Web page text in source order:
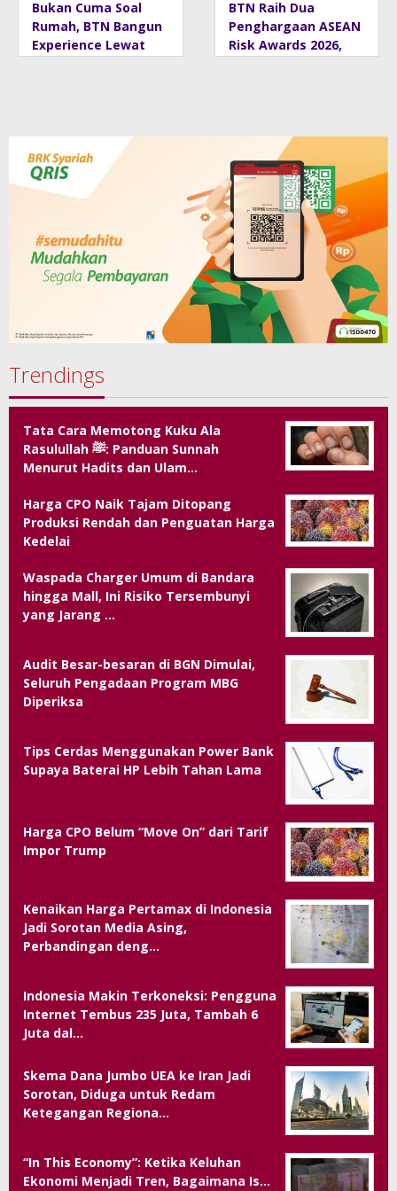
Bukan Cuma Soal
Rumah, BTN Bangun
Experience Lewat
BTN Raih Dua
Penghargaan ASEAN
Risk Awards 2026,
Pertumbuhan
Berkelanjutan
Trendings
Tata Cara Memotong Kuku Ala
Rasulullah ﷺ: Panduan Sunnah
Menurut Hadits dan Ulam…
Harga CPO Naik Tajam Ditopang
Produksi Rendah dan Penguatan Harga
Kedelai
Waspada Charger Umum di Bandara
hingga Mall, Ini Risiko Tersembunyi
yang Jarang …
Audit Besar-besaran di BGN Dimulai,
Seluruh Pengadaan Program MBG
Diperiksa
Tips Cerdas Menggunakan Power Bank
Supaya Baterai HP Lebih Tahan Lama
Harga CPO Belum “Move On” dari Tarif
Impor Trump
Kenaikan Harga Pertamax di Indonesia
Jadi Sorotan Media Asing,
Perbandingan deng…
Indonesia Makin Terkoneksi: Pengguna
Internet Tembus 235 Juta, Tambah 6
Juta dal…
Skema Dana Jumbo UEA ke Iran Jadi
Sorotan, Diduga untuk Redam
Ketegangan Regiona…
“In This Economy”: Ketika Keluhan
Ekonomi Menjadi Tren, Bagaimana Is…